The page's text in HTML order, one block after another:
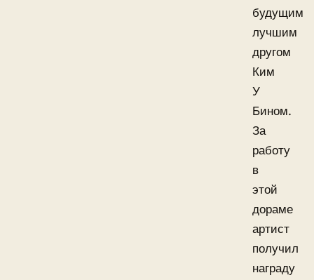
будущим
лучшим
другом
Ким
У
Бином.
За
работу
в
этой
дораме
артист
получил
награду